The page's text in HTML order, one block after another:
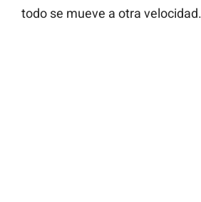
todo se mueve a otra velocidad.